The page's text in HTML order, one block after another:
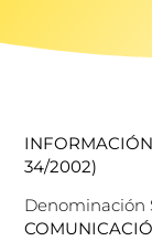
34/2002)
Denominación